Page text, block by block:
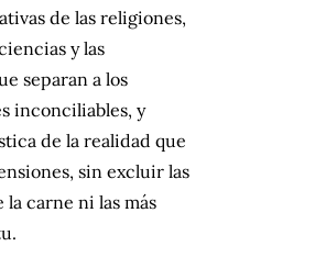
de las religiones,
y las
separan a los
inconciliables, y
de la realidad que
sin excluir las
la carne ni las más